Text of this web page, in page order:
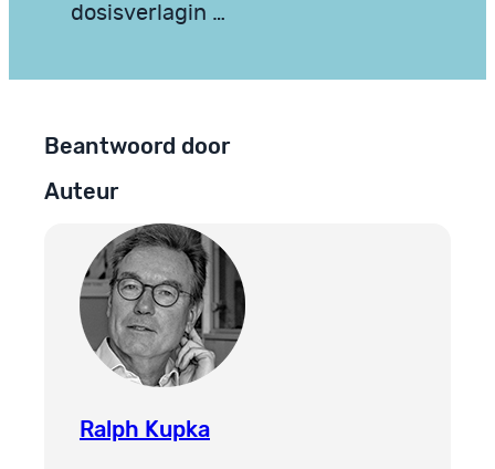
dosisverlagin …
Beantwoord door
Auteur
Ralph Kupka